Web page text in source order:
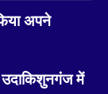
अपने
उदाकिशुनगंज में